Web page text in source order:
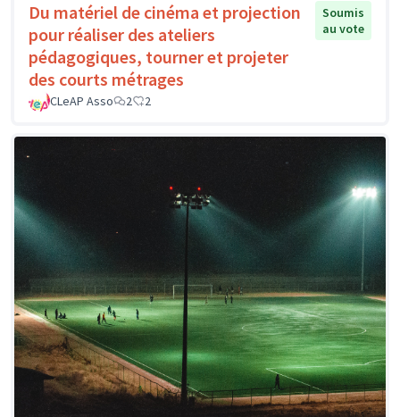
Du matériel de cinéma et projection
pour réaliser des ateliers
pédagogiques, tourner et projeter
des courts métrages
Soumis
au vote
CLeAP Asso 2 2